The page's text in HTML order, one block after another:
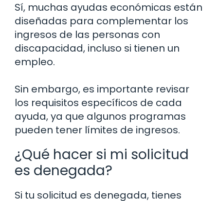
Sí, muchas ayudas económicas están
diseñadas para complementar los
ingresos de las personas con
discapacidad, incluso si tienen un
empleo.
Sin embargo, es importante revisar
los requisitos específicos de cada
ayuda, ya que algunos programas
pueden tener límites de ingresos.
¿Qué hacer si mi solicitud
es denegada?
Si tu solicitud es denegada, tienes